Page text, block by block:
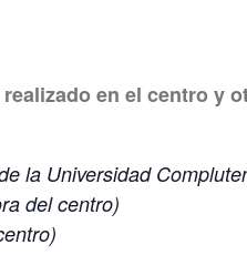
en el centro y
la Universidad
del centro)